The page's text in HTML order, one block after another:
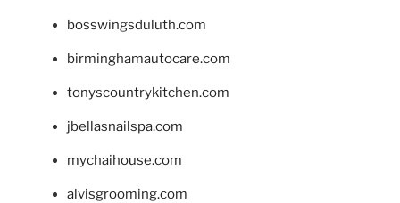
bosswingsduluth.com
birminghamautocare.com
tonyscountrykitchen.com
jbellasnailspa.com
mychaihouse.com
alvisgrooming.com